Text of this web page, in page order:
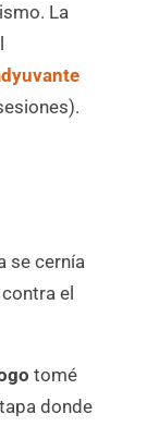
La
se cernía
el
tomé
donde